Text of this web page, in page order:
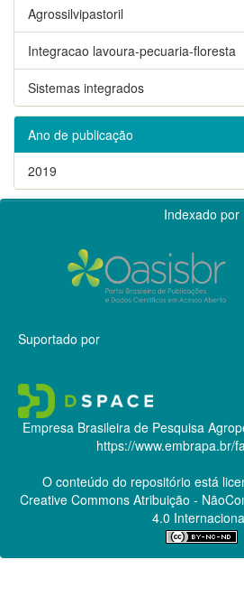
Agrossilvipastoril
Integracao lavoura-pecuaria-floresta
Sistemas integrados
Ano de publicação
2019
Indexado por
Suportado por
Empresa Brasileira de Pesquisa
https://www.embrapa.br/
O conteúdo do repositório está
Creative CommonsAtribuição -
4.0